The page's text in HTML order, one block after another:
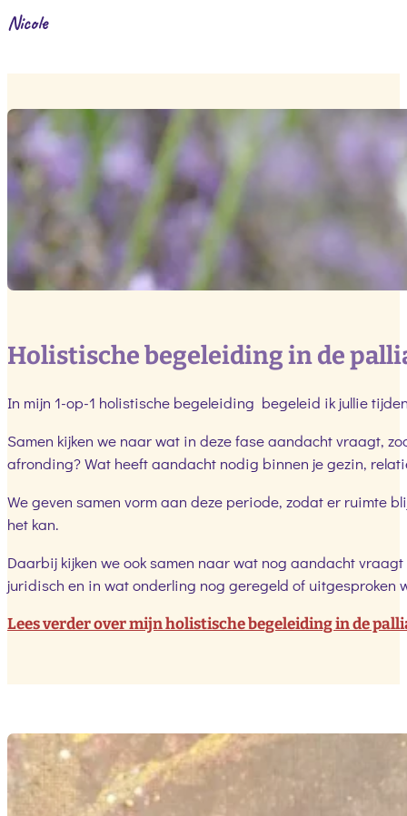
Nicole
Holistische begeleiding in de
In mijn 1-op-1 holistische begeleiding begeleid ik jullie
Samen kijken we naar wat in deze fase aandacht vraagt,
afronding? Wat heeft aandacht nodig binnen je gezin,
We geven samen vorm aan deze periode, zodat er ruimte
het kan.
Daarbij kijken we ook samen naar wat nog aandacht
juridisch en in wat onderling nog geregeld of uitgesproken
Lees verder over mijn holistische begeleiding in de